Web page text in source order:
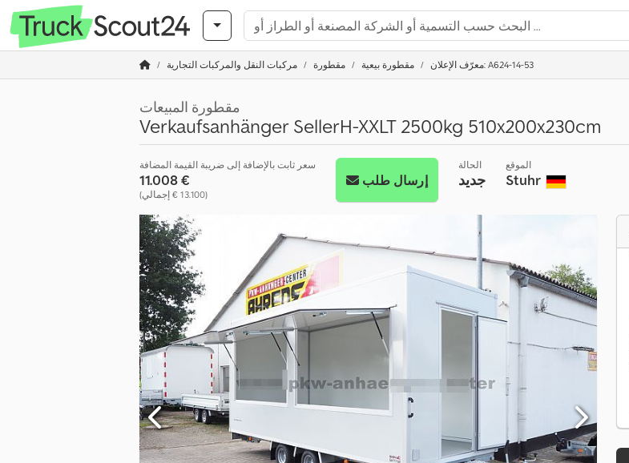
مركبات النقل والمركبات التجارية مقطورة مقطورة بيعية معرّف الإعلان: A624-14-53
مقطورة المبيعات
Verkaufsanhänger SellerH-XXLT 2500kg 510x200x230cm
سعر ثابت بالإضافة إلى ضريبة القيمة المضافة
‏11.008 €
(‏13.100 € إجمالي)
إرسال طلب
الحالة
جديد
الموقع
Stuhr